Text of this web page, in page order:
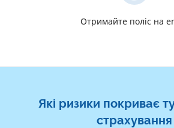
Отримайте поліс на
Які ризики покриває
страхування